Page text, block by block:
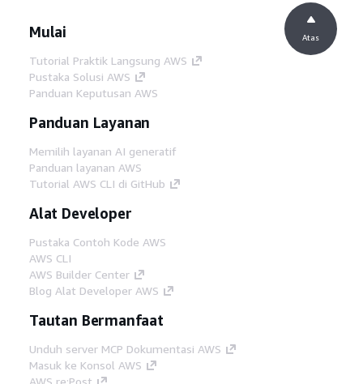
Mulai
Tutorial Praktik Langsung AWS
Pustaka Solusi AWS
Panduan Keputusan AWS
Panduan Layanan
Memilih layanan AI generatif
Panduan layanan AWS
Tutorial AWS CLI di GitHub
Alat Developer
Pustaka Contoh Kode AWS
AWS CLI
AWS Builder Center
Blog Alat Developer AWS
Tautan Bermanfaat
Unduh server MCP Dokumentasi AWS
Masuk ke Konsol AWS
AWS re:Post
Atas